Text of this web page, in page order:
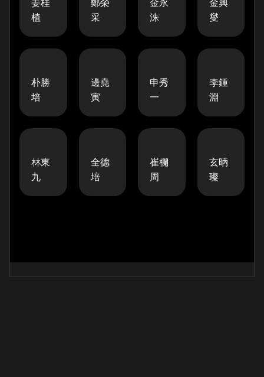
姜桂
植
鄭榮
采
金永
洙
金興
燮
朴勝
培
邊堯
寅
申秀
一
李鍾
淵
林東
九
全德
培
崔欄
周
玄昞
璨